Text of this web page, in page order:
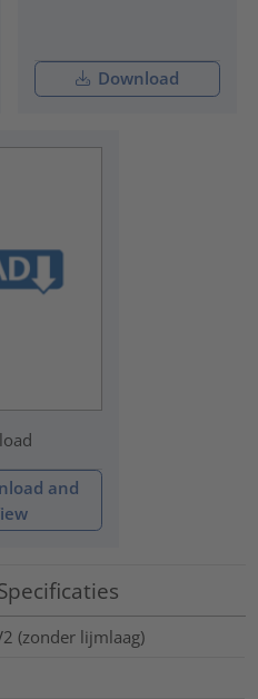
Download
and
(zonder lijmlaag)